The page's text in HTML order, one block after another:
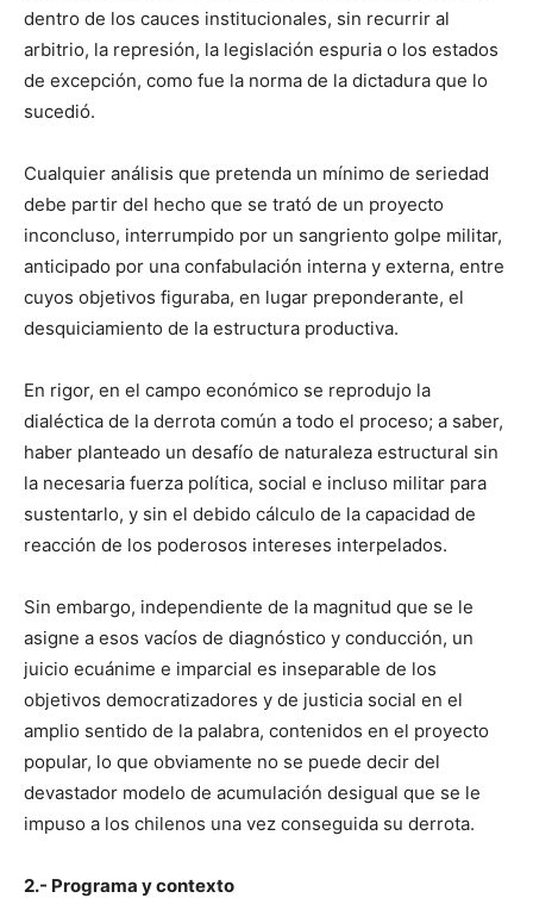
dentro de los cauces institucionales, sin recurrir al
arbitrio, la represión, la legislación espuria o los estados
de excepción, como fue la norma de la dictadura que lo
sucedió.
Cualquier análisis que pretenda un mínimo de seriedad
debe partir del hecho que se trató de un proyecto
inconcluso, interrumpido por un sangriento golpe militar,
anticipado por una confabulación interna y externa, entre
cuyos objetivos figuraba, en lugar preponderante, el
desquiciamiento de la estructura productiva.
En rigor, en el campo económico se reprodujo la
dialéctica de la derrota común a todo el proceso; a saber,
haber planteado un desafío de naturaleza estructural sin
la necesaria fuerza política, social e incluso militar para
sustentarlo, y sin el debido cálculo de la capacidad de
reacción de los poderosos intereses interpelados.
Sin embargo, independiente de la magnitud que se le
asigne a esos vacíos de diagnóstico y conducción, un
juicio ecuánime e imparcial es inseparable de los
objetivos democratizadores y de justicia social en el
amplio sentido de la palabra, contenidos en el proyecto
popular, lo que obviamente no se puede decir del
devastador modelo de acumulación desigual que se le
impuso a los chilenos una vez conseguida su derrota.
2.- Programa y contexto